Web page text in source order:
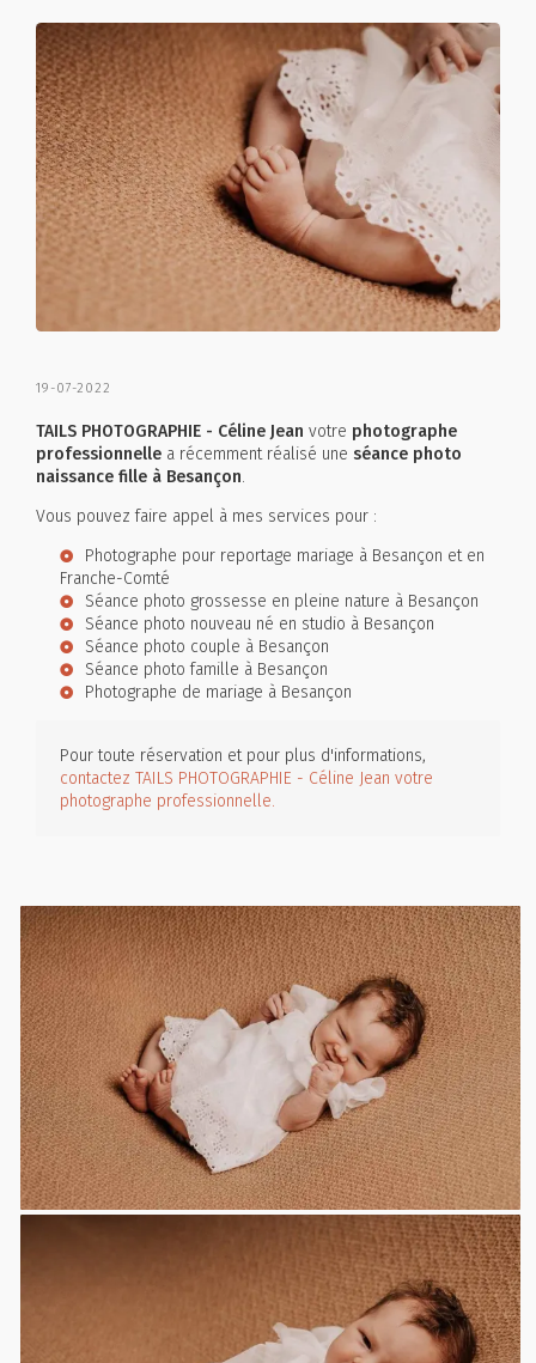
19-07-2022
TAILS PHOTOGRAPHIE - Céline Jean votre photographe
professionnelle a récemment réalisé une séance photo
naissance fille à Besançon.
Vous pouvez faire appel à mes services pour :
Photographe pour reportage mariage à Besançon et en
Franche-Comté
Séance photo grossesse en pleine nature à Besançon
Séance photo nouveau né en studio à Besançon
Séance photo couple à Besançon
Séance photo famille à Besançon
Photographe de mariage à Besançon
Pour toute réservation et pour plus d'informations,
contactez TAILS PHOTOGRAPHIE - Céline Jean votre
photographe professionnelle.